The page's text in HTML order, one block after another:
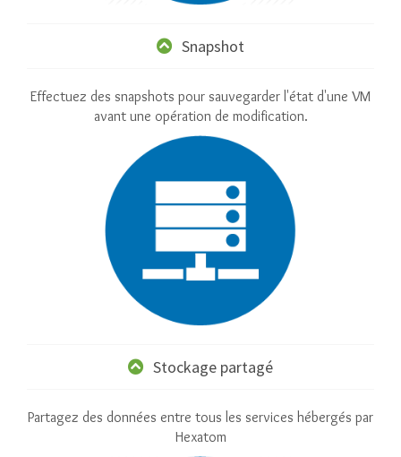
Snapshot
Effectuez des snapshots pour sauvegarder l'état d'une VM
avant une opération de modification.
Stockage partagé
Partagez des données entre tous les services hébergés par
Hexatom